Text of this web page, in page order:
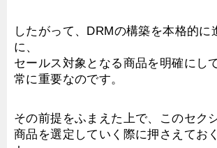
したがって、DRMの構築を本格的に
に、
セールス対象となる商品を明確にし
常に重要なのです。
その前提をふまえた上で、このセク
商品を選定していく際に押さえてお